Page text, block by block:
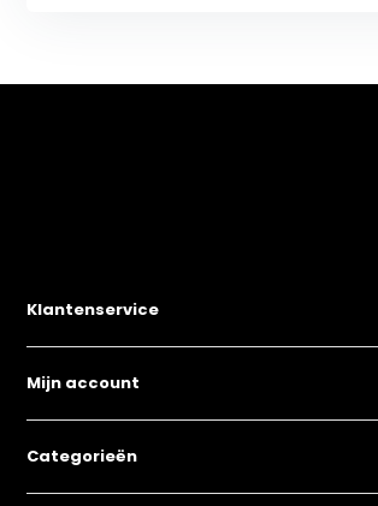
Klantenservice
Mijn account
Categorieën